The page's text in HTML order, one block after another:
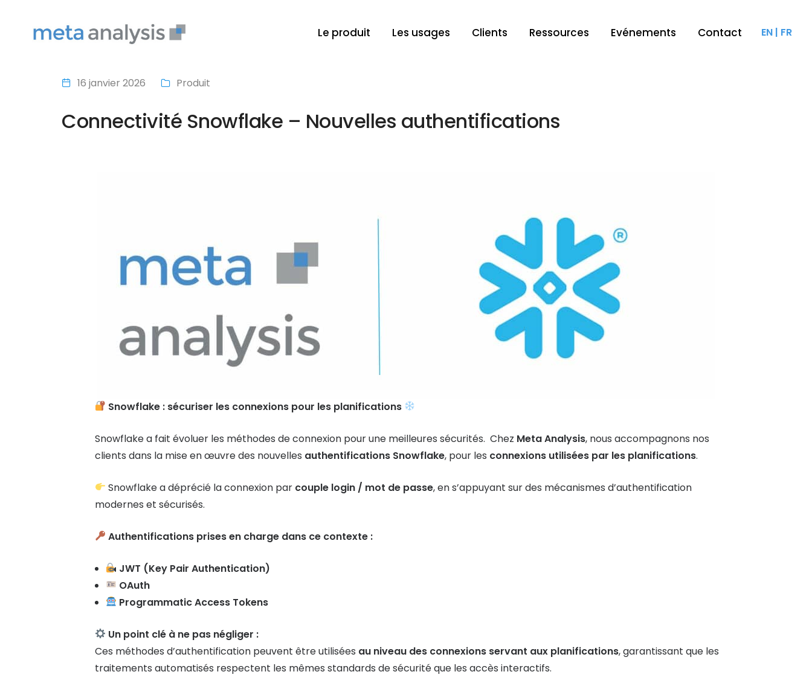
Le produit Les usages Clients Ressources Evénements Contact EN| FR
16 janvier 2026 Produit
Connectivité Snowflake – Nouvelles authentifications
Snowflake : sécuriser les connexions pour les planifications
Snowflake a fait évoluer les méthodes de connexion pour une meilleures sécurités. Chez Meta Analysis, nous accompagnons nos
clients dans la mise en œuvre des nouvelles authentifications Snowflake, pour les connexions utilisées par les planifications.
Snowflake a déprécié la connexion par couple login / mot de passe, en s’appuyant sur des mécanismes d’authentification
modernes et sécurisés.
Authentifications prises en charge dans ce contexte :
JWT (Key Pair Authentication)
OAuth
Programmatic Access Tokens
Un point clé à ne pas négliger :
Ces méthodes d’authentification peuvent être utilisées au niveau des connexions servant aux planifications, garantissant que les
traitements automatisés respectent les mêmes standards de sécurité que les accès interactifs.